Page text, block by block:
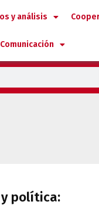
y análisis
Comunicación
política: